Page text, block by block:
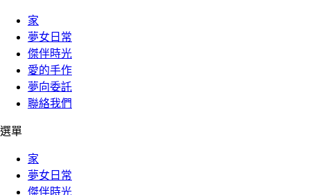
家
夢女日常
傑伴時光
愛的手作
夢向委託
聯絡我們
選單
家
夢女日常
傑伴時光